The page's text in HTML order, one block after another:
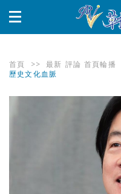
首頁 >> 最新 評論 首頁輪播
歷史文化血脈